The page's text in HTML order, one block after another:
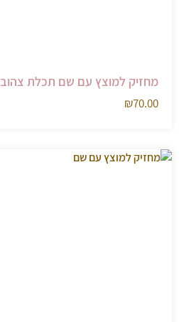
מחזיק למוצץ עם שם תכלת צהוב
₪70.00